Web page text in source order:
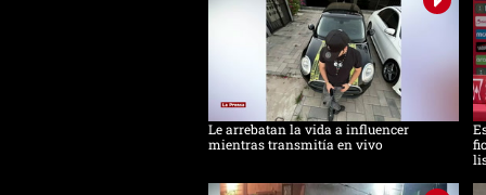
Le arrebatan la vida a influencer
mientras transmitía en vivo